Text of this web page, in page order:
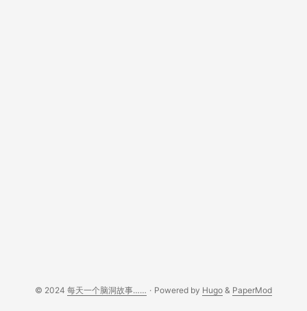
© 2024 每天一个脑洞故事…… · Powered by Hugo & PaperMod